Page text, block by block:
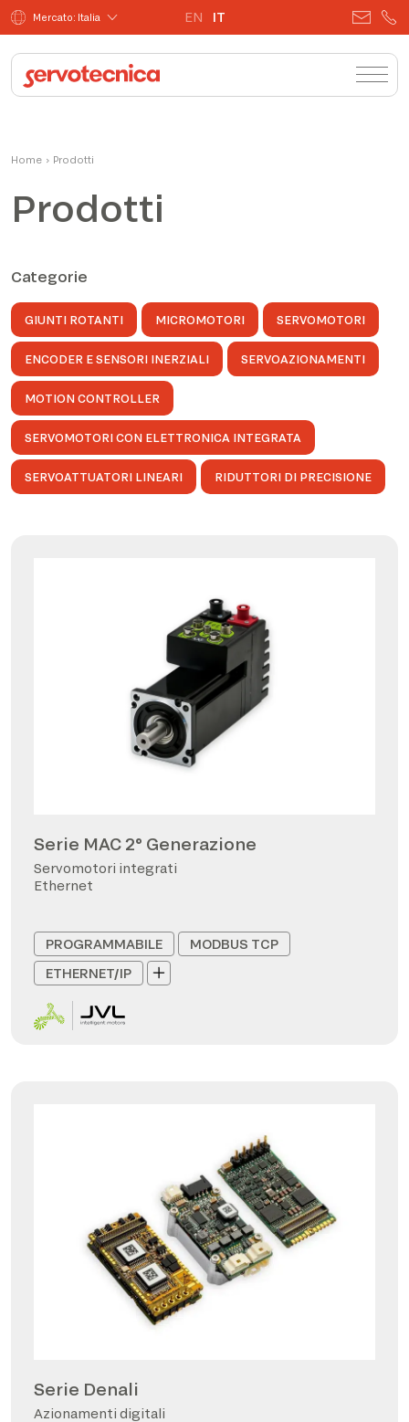
Mercato: Italia EN IT
Home › Prodotti
Prodotti
Categorie
GIUNTI ROTANTI MICROMOTORI SERVOMOTORI
ENCODER E SENSORI INERZIALI SERVOAZIONAMENTI
MOTION CONTROLLER
SERVOMOTORI CON ELETTRONICA INTEGRATA
SERVOATTUATORI LINEARI RIDUTTORI DI PRECISIONE
Serie MAC 2° Generazione
Servomotori integrati
Ethernet
PROGRAMMABILE
MODBUS TCP
ETHERNET/IP
Serie Denali
Azionamenti digitali